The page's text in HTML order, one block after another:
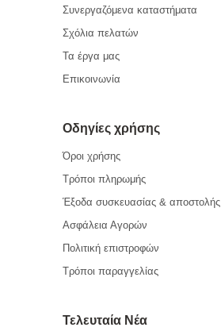
Συνεργαζόμενα καταστήματα
Σχόλια πελατών
Τα έργα μας
Επικοινωνία
Οδηγίες χρήσης
Όροι χρήσης
Τρόποι πληρωμής
Έξοδα συσκευασίας & αποστολής
Ασφάλεια Αγορών
Πολιτική επιστροφών
Τρόποι παραγγελίας
Τελευταία Νέα